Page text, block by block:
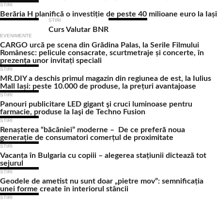
STIRI
Berăria H planifică o investiție de peste 40 milioane euro la Iași
STIRI
Curs Valutar BNR
EVENIMENTE
CARGO urcă pe scena din Grădina Palas, la Serile Filmului
Românesc: pelicule consacrate, scurtmetraje și concerte, în
prezența unor invitați speciali
STIRI
MR.DIY a deschis primul magazin din regiunea de est, la Iulius
Mall Iași: peste 10.000 de produse, la prețuri avantajoase
STIRI
Panouri publicitare LED gigant şi cruci luminoase pentru
farmacie, produse la Iaşi de Techno Fusion
STIRI
Renașterea “băcăniei” moderne – De ce preferă noua
generație de consumatori comerțul de proximitate
STIRI
Vacanța în Bulgaria cu copiii – alegerea stațiunii dictează tot
sejurul
STIRI
Geodele de ametist nu sunt doar „pietre mov”: semnificația
unei forme create în interiorul stâncii
STIRI